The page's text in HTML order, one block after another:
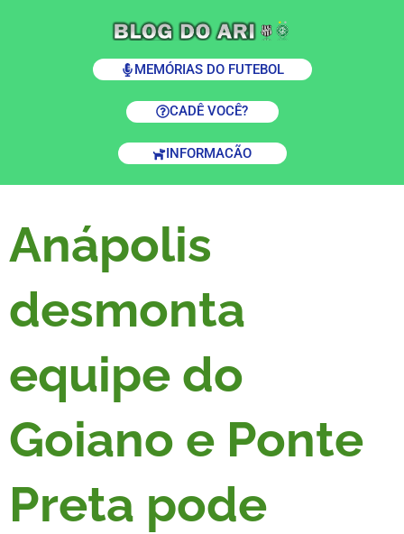
MEMÓRIAS DO FUTEBOL
CADÊ VOCÊ?
INFORMACÃO
Anápolis
desmonta
equipe do
Goiano e Ponte
Preta pode